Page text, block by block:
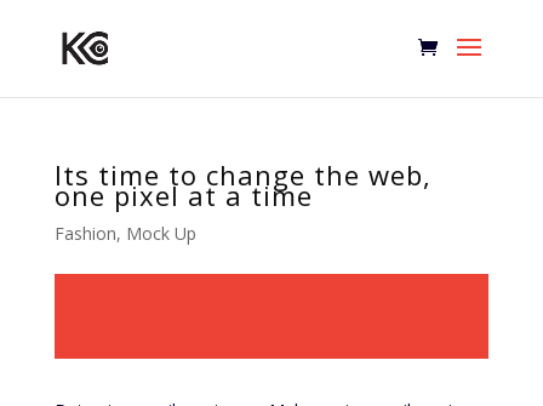
Its time to change the web,
one pixel at a time
Fashion, Mock Up